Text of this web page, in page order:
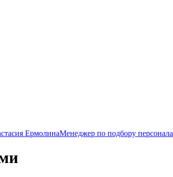
ЕрмолинаМенеджер по подбору персонала